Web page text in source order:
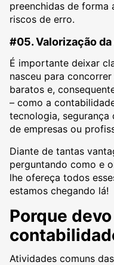
preenchidas de forma
riscos de erro.
#05. Valorização
É importante deixar
nasceu para
baratos e,
– como a
tecnologia, segurança
de empresas ou
Diante de tantas
perguntando como e
lhe ofereça todos
estamos chegando lá!
Porque
Atividades comuns